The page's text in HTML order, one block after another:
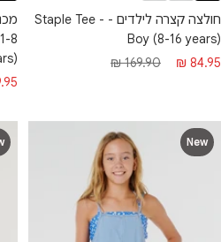
חולצה קצרה לילדים - Staple Tee -
Boy (8-16 years)
מחיר
84.95 ₪
מחיר
169.90 ₪
8
₪
New